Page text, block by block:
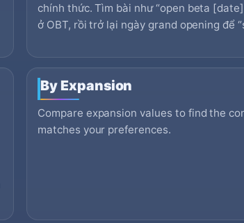
chính thức. Tìm bài như “open beta
ở OBT, rồi trở lại ngày grand opening để
By Expansion
Compare expansion values to find the
matches your preferences.